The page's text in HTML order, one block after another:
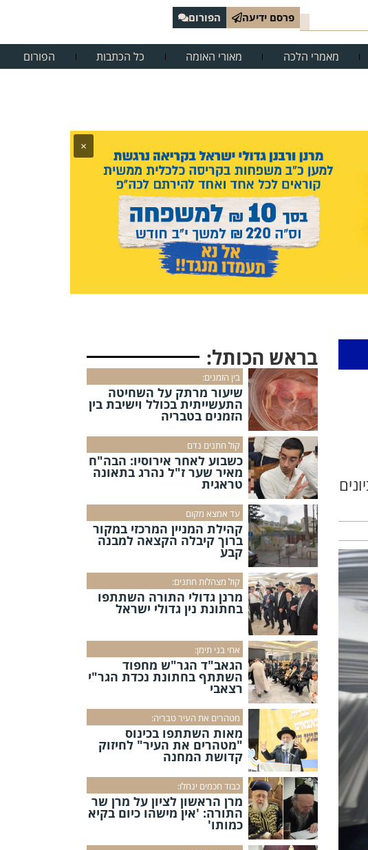
פרסם ידיעה הפורום
מאמרי הלכה מאורי האומה כל הכתבות הפורום
×
בראש הכותל:
בין הזמנים:
שיעור מרתק על השחיטה
התעשייתית בכולל וישיבת בין
הזמנים בטבריה
קול חתנים נדם
כשבוע לאחר אירוסיו: הבה"ח
מאיר שער ז"ל נהרג בתאונה
טראגית
עד אמצא מקום
קהילת המניין המרכזי במקור
ברוך קיבלה הקצאה למבנה
קבע
קול מצהלות חתנים:
מרנן גדולי התורה השתתפו
בחתונת נין גדולי ישראל
אחי בני תימן:
הגאב"ד הגר"ש מחפוד
השתתף בחתונת נכדת הגר"י
רצאבי
מטהרים את העיר טבריה:
מאות השתתפו בכינוס
"מטהרים את העיר" לחיזוק
קדושת המחנה
כבוד חכמים ינחלו:
מרן הראשון לציון על מרן שר
התורה: 'אין מישהו כיום בקיא
כמותו'